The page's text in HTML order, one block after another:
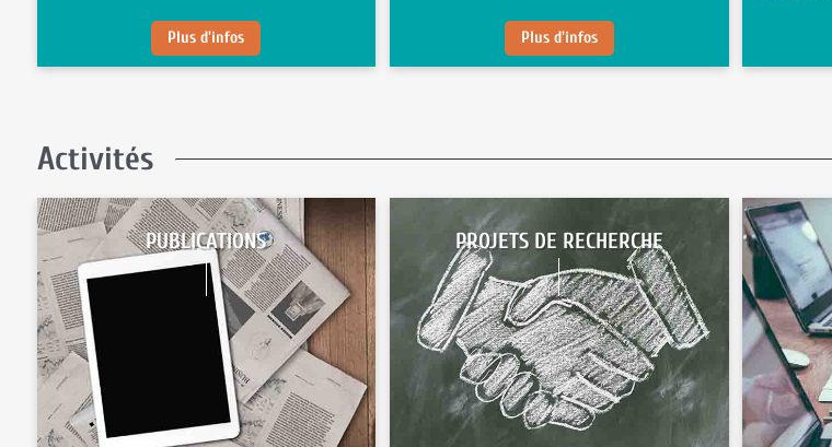
Plus d'infos Plus d'infos
Activités
PUBLICATIONS PROJETS DE RECHERCHE